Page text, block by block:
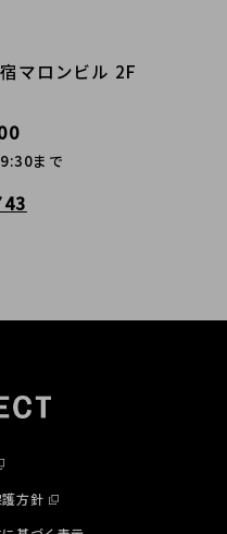
マロンビル 2F
まで
方針